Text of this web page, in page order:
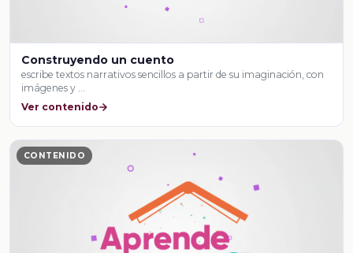
Construyendo un cuento
escribe textos narrativos sencillos a partir de su imaginación, con
imágenes y …
Ver contenido
CONTENIDO